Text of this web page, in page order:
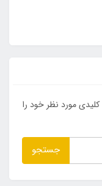
مورد نظر خود را
جستجو